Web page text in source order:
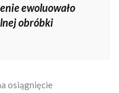
ewoluowało
obróbki
osiągnięcie